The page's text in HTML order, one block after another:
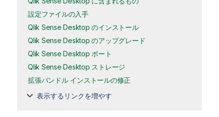
設定ファイルの入手
Qlik Sense Desktop のインストール
Qlik Sense Desktop のアップグレード
Qlik Sense Desktop ポート
Qlik Sense Desktop ストレージ
拡張バンドル インストールの修正
表示するリンクを増やす